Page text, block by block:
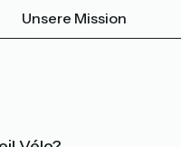
Unsere Mission